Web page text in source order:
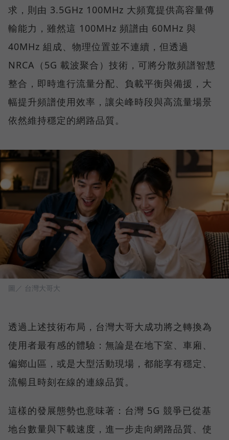
求，則由 3.5GHz 100MHz 大頻寬提供高容量傳
輸能力，雖然這 100MHz 頻譜由 60MHz 與
40MHz 組成、物理位置並不連續，但透過
NRCA（5G 載波聚合）技術，可將分散頻譜智慧
整合，即時進行流量分配、負載平衡與備援，大
幅提升頻譜使用效率，讓尖峰時段與高流量場景
依然維持穩定的網路品質。
圖／ 台灣大哥大
透過上述技術布局，台灣大哥大成功將之轉換為
使用者最有感的體驗：無論是在地下室、車廂、
偏鄉山區，或是大型活動現場，都能享有穩定、
流暢且時刻在線的連線品質。
這樣的發展態勢也意味著：台灣 5G 競爭已從基
地台數量與下載速度，進一步走向網路品質、使